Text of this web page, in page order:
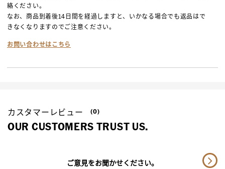
絡ください。
なお、商品到着後14日間を経過しますと、いかなる場合でも返品はで
きなくなりますのでご注意ください。
お問い合わせはこちら
カスタマーレビュー (0)
OUR CUSTOMERS TRUST US.
ご意見をお聞かせください。